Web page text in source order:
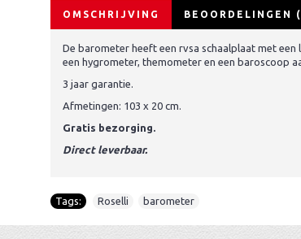
OMSCHRIJVING BEOORDELINGEN
De barometer heeft een rvsa schaalplaat met
een hygrometer, themometer en een baroscoop
3 jaar garantie.
Afmetingen: 103 x 20 cm.
Gratis bezorging.
Direct leverbaar.
Tags: Roselli barometer